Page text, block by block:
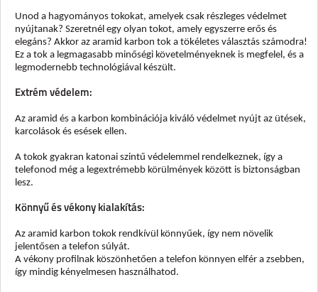
Unod a hagyományos tokokat, amelyek csak részleges védelmet
nyújtanak? Szeretnél egy olyan tokot, amely egyszerre erős és
elegáns? Akkor az aramid karbon tok a tökéletes választás számodra!
Ez a tok a legmagasabb minőségi követelményeknek is megfelel, és a
legmodernebb technológiával készült.
Extrém védelem:
Az aramid és a karbon kombinációja kiváló védelmet nyújt az ütések,
karcolások és esések ellen.
A tokok gyakran katonai szintű védelemmel rendelkeznek, így a
telefonod még a legextrémebb körülmények között is biztonságban
lesz.
Könnyű és vékony kialakítás:
Az aramid karbon tokok rendkívül könnyűek, így nem növelik
jelentősen a telefon súlyát.
A vékony profilnak köszönhetően a telefon könnyen elfér a zsebben,
így mindig kényelmesen használhatod.